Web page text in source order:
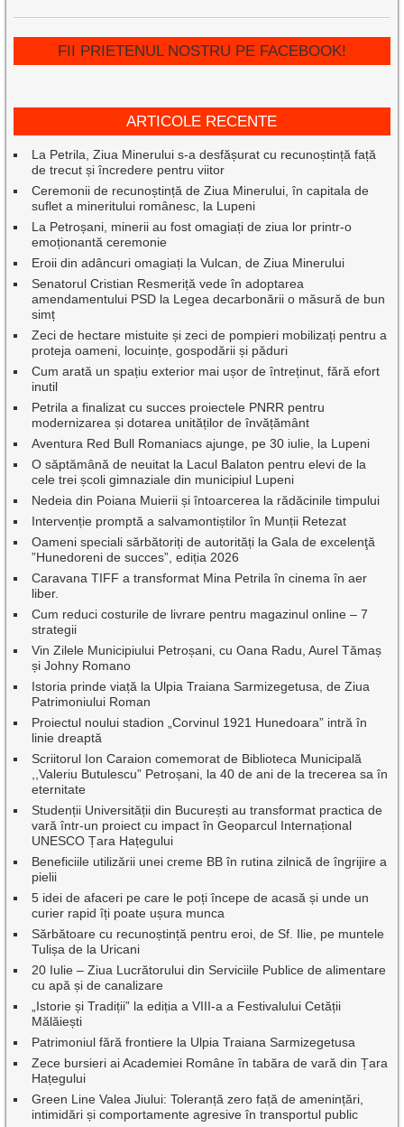
FII PRIETENUL NOSTRU PE FACEBOOK!
ARTICOLE RECENTE
La Petrila, Ziua Minerului s-a desfășurat cu recunoștință față
de trecut și încredere pentru viitor
Ceremonii de recunoștință de Ziua Minerului, în capitala de
suflet a mineritului românesc, la Lupeni
La Petroșani, minerii au fost omagiați de ziua lor printr-o
emoționantă ceremonie
Eroii din adâncuri omagiați la Vulcan, de Ziua Minerului
Senatorul Cristian Resmeriță vede în adoptarea
amendamentului PSD la Legea decarbonării o măsură de bun
simț
Zeci de hectare mistuite și zeci de pompieri mobilizați pentru a
proteja oameni, locuințe, gospodării și păduri
Cum arată un spațiu exterior mai ușor de întreținut, fără efort
inutil
Petrila a finalizat cu succes proiectele PNRR pentru
modernizarea și dotarea unităților de învățământ
Aventura Red Bull Romaniacs ajunge, pe 30 iulie, la Lupeni
O săptămână de neuitat la Lacul Balaton pentru elevi de la
cele trei școli gimnaziale din municipiul Lupeni
Nedeia din Poiana Muierii și întoarcerea la rădăcinile timpului
Intervenție promptă a salvamontiștilor în Munții Retezat
Oameni speciali sărbătoriți de autorități la Gala de excelenţă
”Hunedoreni de succes”, ediția 2026
Caravana TIFF a transformat Mina Petrila în cinema în aer
liber.
Cum reduci costurile de livrare pentru magazinul online – 7
strategii
Vin Zilele Municipiului Petroșani, cu Oana Radu, Aurel Tămaș
și Johny Romano
Istoria prinde viață la Ulpia Traiana Sarmizegetusa, de Ziua
Patrimoniului Roman
Proiectul noului stadion „Corvinul 1921 Hunedoara” intră în
linie dreaptă
Scriitorul Ion Caraion comemorat de Biblioteca Municipală
,,Valeriu Butulescu” Petroșani, la 40 de ani de la trecerea sa în
eternitate
Studenții Universității din București au transformat practica de
vară într-un proiect cu impact în Geoparcul Internațional
UNESCO Țara Hațegului
Beneficiile utilizării unei creme BB în rutina zilnică de îngrijire a
pielii
5 idei de afaceri pe care le poți începe de acasă și unde un
curier rapid îți poate ușura munca
Sărbătoare cu recunoștință pentru eroi, de Sf. Ilie, pe muntele
Tulișa de la Uricani
20 Iulie – Ziua Lucrătorului din Serviciile Publice de alimentare
cu apă și de canalizare
„Istorie și Tradiții” la ediția a VIII-a a Festivalului Cetății
Mălăiești
Patrimoniul fără frontiere la Ulpia Traiana Sarmizegetusa
Zece bursieri ai Academiei Române în tabăra de vară din Țara
Hațegului
Green Line Valea Jiului: Toleranță zero față de amenințări,
intimidări și comportamente agresive în transportul public